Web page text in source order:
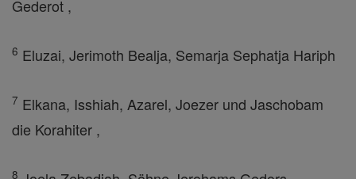
Gederot ,
6 Eluzai, Jerimoth Bealja, Semarja Sephatja Hariph
7 Elkana, Isshiah, Azarel, Joezer und Jaschobam
die Korahiter ,
8